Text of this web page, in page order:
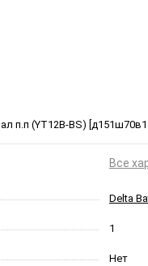
п.п (YT12B-BS)
Все
Delta
1
Нет